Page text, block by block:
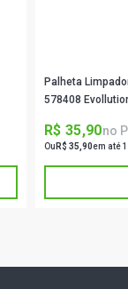
Palheta
578408
R$ 35,90no
Ou R$ 35,90em até